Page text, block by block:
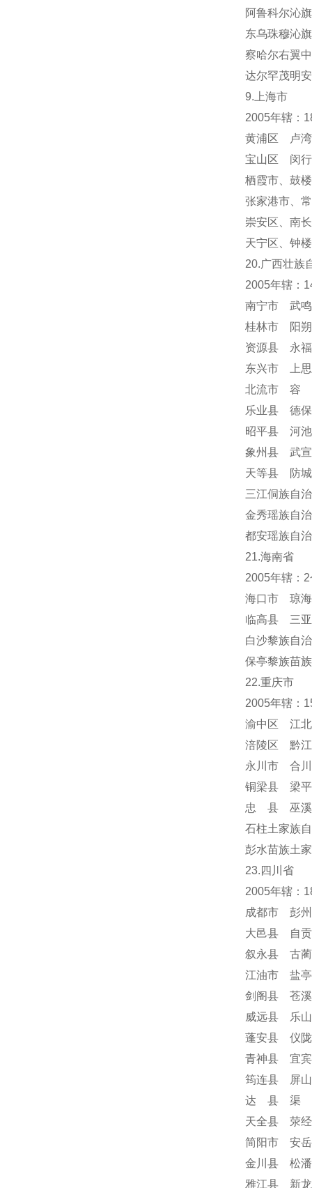
阿鲁科尔沁
东乌珠穆沁
察哈尔右翼
达尔罕茂明
9.上海市
2005年辖：
黄浦区 卢
宝山区 闵
栖霞市、 鼓
张家港市、
崇安区、南
天宁区
钟
20.广西壮族
2005年辖：
南宁市 武
桂林市 阳
资源县 永
东兴市 上
北流市 容
乐业县 德
昭平县 河
象州县 武
天等县 防
三江侗族自
金秀瑶族自
都安瑶族自
21.海南省
2005年辖：
海口市 琼
临高县 三
白沙黎族自
保亭黎族苗
22.重庆市
2005年辖
渝中区 江
涪陵区 黔
永川市 合
铜梁县 梁
忠 县 巫溪
石柱土家族
彭水苗族土
23.四川省
2005年辖：
成都市 彭
大邑县 自
叙永县 古
江油市 盐
剑阁县 苍
威远县 乐
蓬安县 仪
青神县 宜
筠连县 屏
达 县 渠
天全县 荥
简阳市 安
金川县 松
雅江县 新